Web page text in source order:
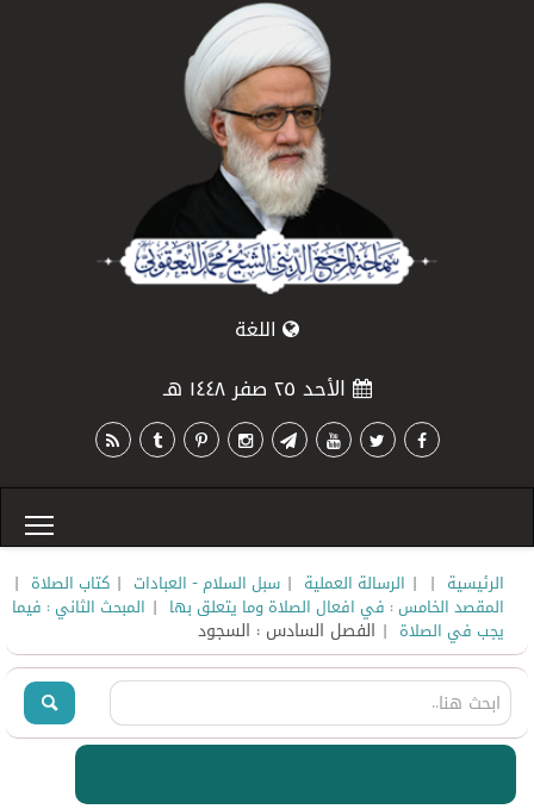
اللغة
الأحد ٢٥ صفر ١٤٤٨ هـ
الرئيسية |
| الرسالة العملية | سبل السلام - العبادات | كتاب الصلاة |
المقصد الخامس : في افعال الصلاة وما يتعلق بها | المبحث الثاني : فيما
يجب في الصلاة | الفصل السادس : السجود